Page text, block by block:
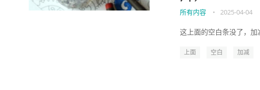
所有内容 • 2025-04-04
这上面的空白条没了，加
上面 空白 加减